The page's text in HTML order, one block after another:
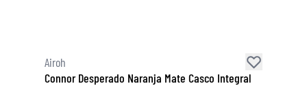
Airoh
Connor Desperado Naranja Mate Casco Integral